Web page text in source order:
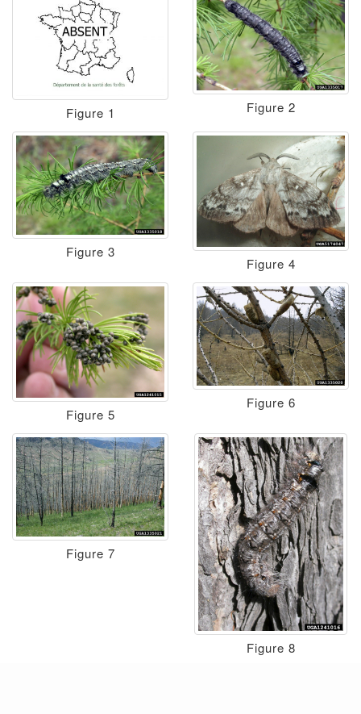
Figure 1 Figure 2
Figure 3
Figure 4
Figure 5
Figure 6
Figure 7
Figure 8